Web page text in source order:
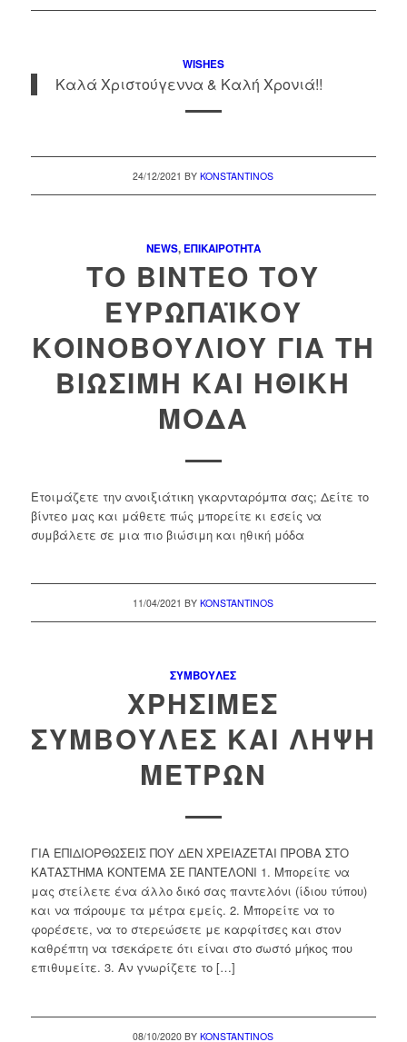
WISHES
Καλά Χριστούγεννα & Καλή Χρονιά!!
24/12/2021 BYKONSTANTINOS
NEWS, ΕΠΙΚΑΙΡΌΤΗΤΑ
ΤΟ ΒΊΝΤΕΟ ΤΟΥ
ΕΥΡΩΠΑΪΚΟΎ
ΚΟΙΝΟΒΟΥΛΊΟΥ ΓΙΑ ΤΗ
ΒΙΏΣΙΜΗ ΚΑΙ ΗΘΙΚΉ
ΜΌΔΑ
Ετοιμάζετε την ανοιξιάτικη γκαρνταρόμπα σας; Δείτε το
βίντεο μας και μάθετε πώς μπορείτε κι εσείς να
συμβάλετε σε μια πιο βιώσιμη και ηθική μόδα
11/04/2021 BYKONSTANTINOS
ΣΥΜΒΟΥΛΈΣ
ΧΡΉΣΙΜΕΣ
ΣΥΜΒΟΥΛΈΣ ΚΑΙ ΛΉΨΗ
ΜΈΤΡΩΝ
ΓΙΑ ΕΠΙΔΙΟΡΘΩΣΕΙΣ ΠΟΥ ΔΕΝ ΧΡΕΙΑΖΕΤΑΙ ΠΡΟΒΑ ΣΤΟ
ΚΑΤΑΣΤΗΜΑ ΚΟΝΤΕΜΑ ΣΕ ΠΑΝΤΕΛΟΝΙ 1. Μπορείτε να
μας στείλετε ένα άλλο δικό σας παντελόνι (ίδιου τύπου)
και να πάρουμε τα μέτρα εμείς. 2. Μπορείτε να το
φορέσετε, να το στερεώσετε με καρφίτσες και στον
καθρέπτη να τσεκάρετε ότι είναι στο σωστό μήκος που
επιθυμείτε. 3. Αν γνωρίζετε το […]
08/10/2020 BYKONSTANTINOS